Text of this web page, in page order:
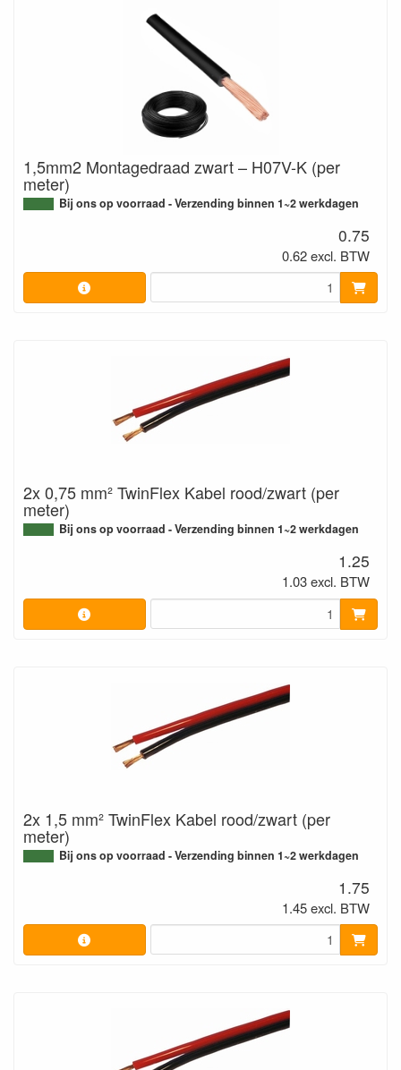
1,5mm2 Montagedraad zwart – H07V-K (per
meter)
Bij ons op voorraad - Verzending binnen 1~2 werkdagen
0.75
0.62 excl. BTW
2x 0,75 mm² TwinFlex Kabel rood/zwart (per
meter)
Bij ons op voorraad - Verzending binnen 1~2 werkdagen
1.25
1.03 excl. BTW
2x 1,5 mm² TwinFlex Kabel rood/zwart (per
meter)
Bij ons op voorraad - Verzending binnen 1~2 werkdagen
1.75
1.45 excl. BTW